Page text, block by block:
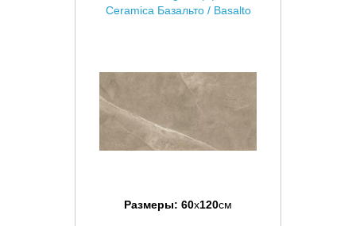
Ceramica Базальто / Basalto
Размеры: 60x120см